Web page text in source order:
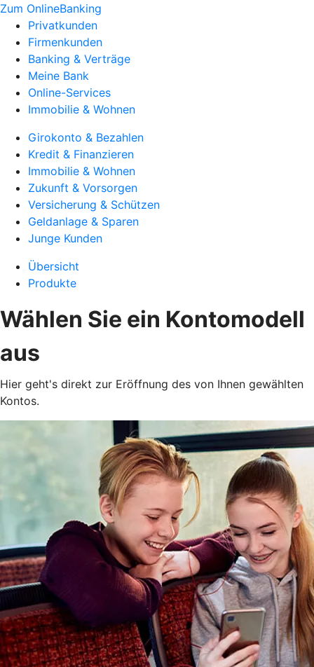
Zum OnlineBanking
Privatkunden
Firmenkunden
Banking & Verträge
Meine Bank
Online-Services
Immobilie & Wohnen
Girokonto & Bezahlen
Kredit & Finanzieren
Immobilie & Wohnen
Zukunft & Vorsorgen
Versicherung & Schützen
Geldanlage & Sparen
Junge Kunden
Übersicht
Produkte
Wählen Sie ein Kontomodell
aus
Hier geht's direkt zur Eröffnung des von Ihnen gewählten
Kontos.